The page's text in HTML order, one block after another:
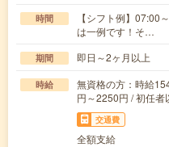
時間
【シフト例】07:00
は一例です！そ…
期間 即日～2ヶ月以上
時給
無資格の方：時給
円～2250円 / 初任
交通費
全額支給